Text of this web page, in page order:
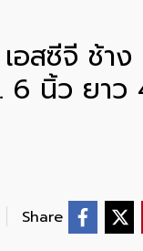
สซีจี ช้าง
6 นิ้ว ยาว
Share